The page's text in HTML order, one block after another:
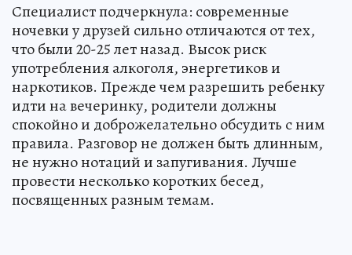
Специалист подчеркнула: современные
ночевки у друзей сильно отличаются от тех,
что были 20-25 лет назад. Высок риск
употребления алкоголя, энергетиков и
наркотиков. Прежде чем разрешить ребенку
идти на вечеринку, родители должны
спокойно и доброжелательно обсудить с ним
правила. Разговор не должен быть длинным,
не нужно нотаций и запугивания. Лучше
провести несколько коротких бесед,
посвященных разным темам.